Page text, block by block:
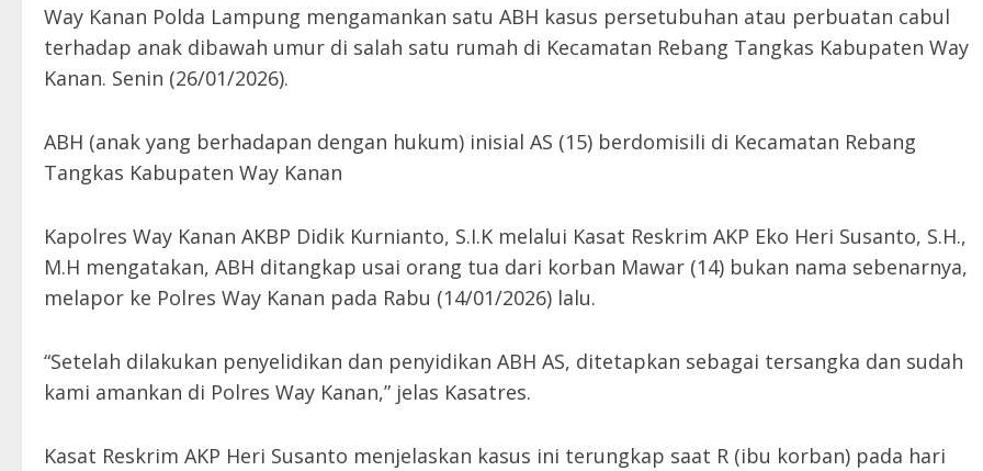
Way Kanan Polda Lampung mengamankan satu ABH kasus persetubuhan atau perbuatan cabul
terhadap anak dibawah umur di salah satu rumah di Kecamatan Rebang Tangkas Kabupaten Way
Kanan. Senin (26/01/2026).
ABH (anak yang berhadapan dengan hukum) inisial AS (15) berdomisili di Kecamatan Rebang
Tangkas Kabupaten Way Kanan
Kapolres Way Kanan AKBP Didik Kurnianto, S.I.K melalui Kasat Reskrim AKP Eko Heri Susanto, S.H.,
M.H mengatakan, ABH ditangkap usai orang tua dari korban Mawar (14) bukan nama sebenarnya,
melapor ke Polres Way Kanan pada Rabu (14/01/2026) lalu.
“Setelah dilakukan penyelidikan dan penyidikan ABH AS, ditetapkan sebagai tersangka dan sudah
kami amankan di Polres Way Kanan,” jelas Kasatres.
Kasat Reskrim AKP Heri Susanto menjelaskan kasus ini terungkap saat R (ibu korban) pada hari